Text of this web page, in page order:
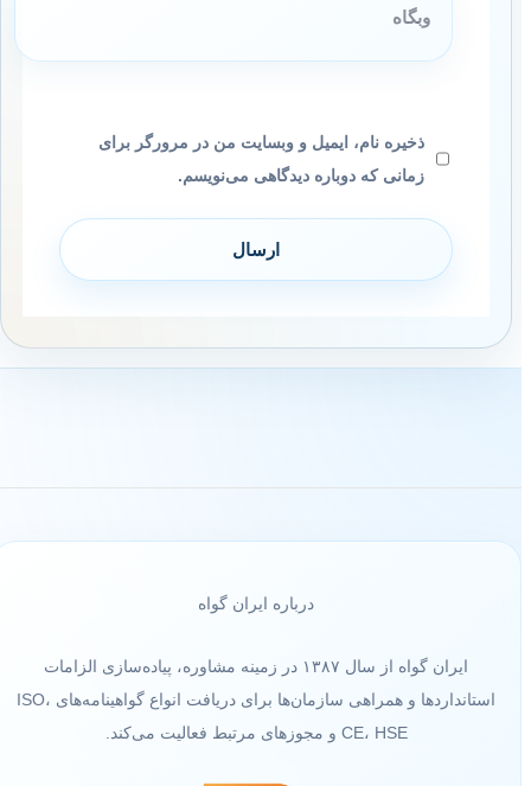
ذخیره نام، ایمیل و وبسایت من در مرورگر برای
زمانی که دوباره دیدگاهی می‌نویسم.
درباره ایران گواه
ایران گواه از سال ۱۳۸۷ در زمینه مشاوره، پیاده‌سازی الزامات
استانداردها و همراهی سازمان‌ها برای دریافت انواع گواهینامه‌های ISO،
CE، HSE و مجوزهای مرتبط فعالیت می‌کند.